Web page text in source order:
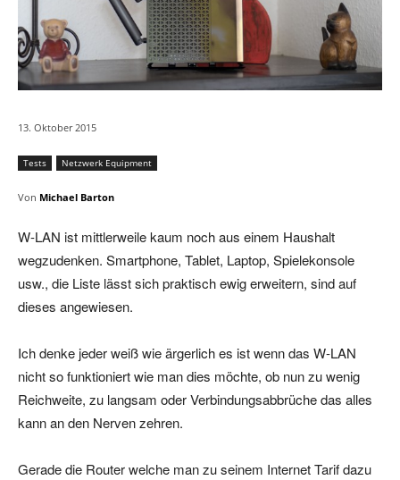
13. Oktober 2015
Tests Netzwerk Equipment
Von Michael Barton
W-LAN ist mittlerweile kaum noch aus einem Haushalt
wegzudenken. Smartphone, Tablet, Laptop, Spielekonsole
usw., die Liste lässt sich praktisch ewig erweitern, sind auf
dieses angewiesen.
Ich denke jeder weiß wie ärgerlich es ist wenn das W-LAN
nicht so funktioniert wie man dies möchte, ob nun zu wenig
Reichweite, zu langsam oder Verbindungsabbrüche das alles
kann an den Nerven zehren.
Gerade die Router welche man zu seinem Internet Tarif dazu